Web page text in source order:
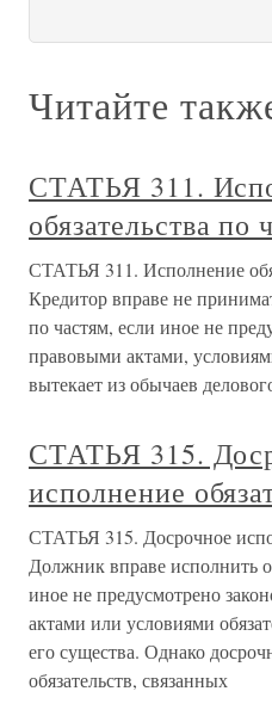
Читайте
СТАТЬЯ 311.
обязательства по
СТАТЬЯ 311. Исполнение
Кредитор вправе не
по частям, если иное не
правовыми актами,
вытекает из обычаев
СТАТЬЯ 315.
исполнение
СТАТЬЯ 315. Досрочное
Должник вправе исполнить
иное не предусмотрено
актами или условиями
его существа. Однако
обязательств, связанных